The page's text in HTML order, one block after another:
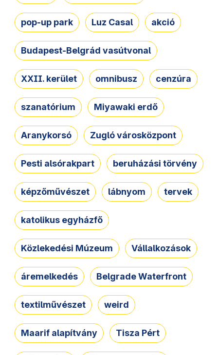
pop-up park Luz Casal akció
Budapest-Belgrád vasútvonal
XXII. kerület omnibusz cenzúra
szanatórium Miyawaki erdő
Aranykorsó Zugló városközpont
Pesti alsórakpart beruházási törvény
képzőművészet lábnyom tervek
katolikus egyházfő
Közlekedési Múzeum Vállalkozások
áremelkedés Belgrade Waterfront
textilművészet weird
Maarif alapítvány Tisza Pért